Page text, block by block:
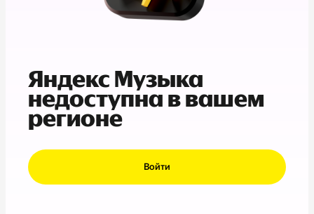
Яндекс Музыка
недоступна в вашем
регионе
Войти